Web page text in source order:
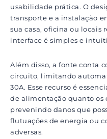
usabilidade prática. O
transporte e a instalação
sua casa, oficina ou locais
interface é simples e
Além disso, a fonte conta
circuito, limitando
30A. Esse recurso é
de alimentação quanto os
prevenindo danos que
flutuações de energia ou
adversas.